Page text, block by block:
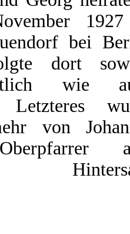
bei
dort
wie
Letzteres
von